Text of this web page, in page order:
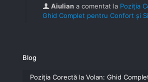
Aiulian a comentat la Poziția
Ghid Complet pentru Confort și
Blog
Poziția Corectă la Volan: Ghid